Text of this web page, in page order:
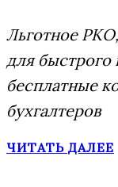
Льготное
для быстрого
бесплатные
бухгалтеров
ЧИТАТЬ ДАЛЕЕ